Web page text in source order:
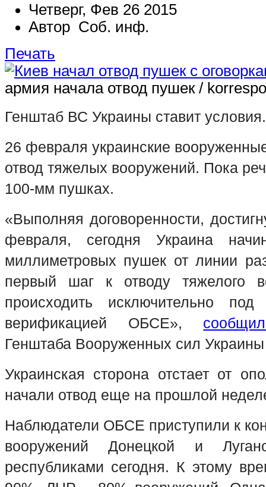
Четверг, Фев 26 2015
Автор Соб. инф.
Печать
армия начала отвод пушек /
Генштаб ВС Украины ставит условия.
26 февраля украинские
отвод тяжелых вооружений. Пока
100-мм пушках.
«Выполняя договоренности,
февраля, сегодня Украина
миллиметровых пушек от линии
первый шаг к отводу тяжелого
происходить исключительно
верификацией ОБСЕ»,
Генштаба Вооруженных сил
Украинская сторона отстает от
начали отвод еще на прошлой
Наблюдатели ОБСЕ приступили к
вооружений Донецкой и
республиками сегодня. К этому